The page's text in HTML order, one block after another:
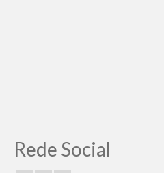
Rede Social